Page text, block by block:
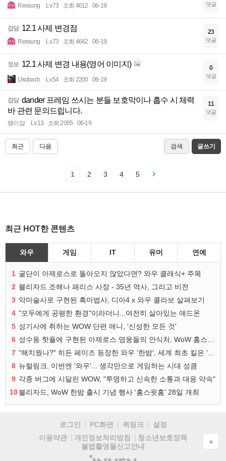
Rexsung Lv.73 조회 4612 06-19 댓글
잡담 12.1 사제 변경점
Rexsung Lv.73 조회 4642 06-19
23
댓글
정보 12.1 사제 변경 내용(영어 이미지)
Ukobach Lv.54 조회 2200 06-19
0
댓글
잡담 dander 프레임 쓰시는 분들 보호막이나 흡수 시 체력
바 관련 문의드립니다.
땡이얌 Lv.13 조회 2055 06-19
11
댓글
최근 다음 검색 글쓰기
1 2 3 4 5
최근 HOT한 콘텐츠
와우 게임 IT 유머 연예
1 굴단이 아제로스로 돌아오지 않았다면? 와우 클래식+ 주목
2 블리자드 조해나 패리스 사장 - 35년 역사, 그리고 비전
3 악마술사로 구현된 흑마법사, 디아4 x 와우 콜라보 살펴보기
4 "모두에게 공평한 환경"이라더니...여전히 살아있는 애드온
5 성기사에 취하는 WOW 단편 애니, '신성한 모든 것'
6
7
8 뉴럴링크, 이번엔 '와우'... 생각만으로 게임하는 시대 성큼
9 각종 버그에 시달린 WOW, "투명하고 신속한 소통과 대응 약속"
10블리자드, WoW 한밤 출시 기념 행사 '홈스윗홈' 28일 개최
로그인 PC화면 퀵링크
설정
이용약관
개인정보처리방침
청소년보호정책
불법촬영물신고안내
▲